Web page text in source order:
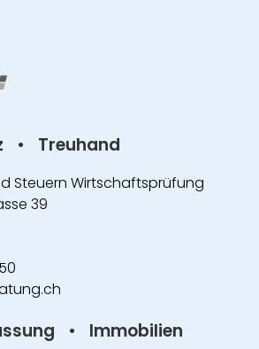
• Treuhand
Steuern Wirtschaftsprüfung
39
• Immobilien